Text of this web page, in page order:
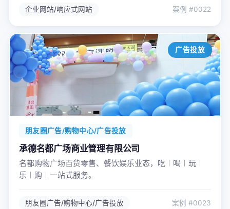
酒店客房、酒店餐饮、酒店办公、日用品等优质产品。
念。
企业网站/响应式网站 案例 #0022
广告投放
朋友圈广告/购物中心/广告投放
承德名都广场商业管理有限公司
名都购物广场百货零售、餐饮娱乐业态，吃︱喝︱玩︱
乐︱购︱一站式服务。
朋友圈广告/购物中心/广告投放 案例 #0023